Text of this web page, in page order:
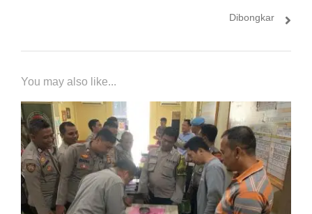
Dibongkar
You may also like...